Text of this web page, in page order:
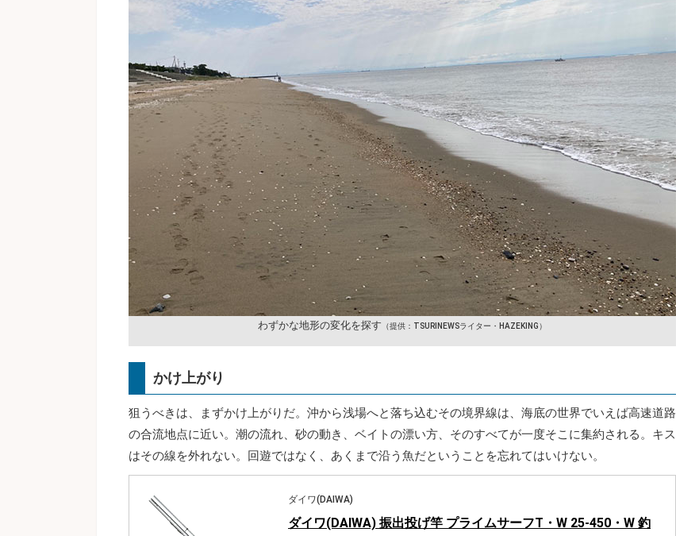
わずかな地形の変化を探す （提供：TSURINEWSライター・HAZEKING）
かけ上がり
狙うべきは、まずかけ上がりだ。沖から浅場へと落ち込むその境界線は、海底の世界でいえば高速道路
の合流地点に近い。潮の流れ、砂の動き、ベイトの漂い方、そのすべてが一度そこに集約される。キス
はその線を外れない。回遊ではなく、あくまで沿う魚だということを忘れてはいけない。
ダイワ(DAIWA)
ダイワ(DAIWA) 振出投げ竿 プライムサーフT・W 25-450・W 釣